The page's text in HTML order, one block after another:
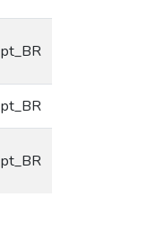
pt_BR
pt_BR
pt_BR